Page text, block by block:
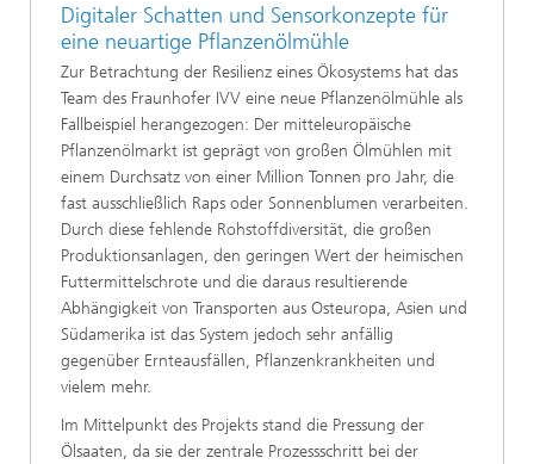
Digitaler Schatten und Sensorkonzepte für
eine neuartige Pflanzenölmühle
Zur Betrachtung der Resilienz eines Ökosystems hat das
Team des Fraunhofer IVV eine neue Pflanzenölmühle als
Fallbeispiel herangezogen: Der mitteleuropäische
Pflanzenölmarkt ist geprägt von großen Ölmühlen mit
einem Durchsatz von einer Million Tonnen pro Jahr, die
fast ausschließlich Raps oder Sonnenblumen verarbeiten.
Durch diese fehlende Rohstoffdiversität, die großen
Produktionsanlagen, den geringen Wert der heimischen
Futtermittelschrote und die daraus resultierende
Abhängigkeit von Transporten aus Osteuropa, Asien und
Südamerika ist das System jedoch sehr anfällig
gegenüber Ernteausfällen, Pflanzenkrankheiten und
vielem mehr.
Im Mittelpunkt des Projekts stand die Pressung der
Ölsaaten, da sie der zentrale Prozessschritt bei der